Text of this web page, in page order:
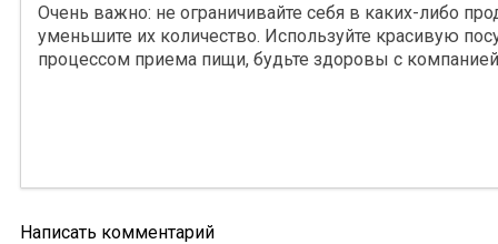
Очень важно: не ограничивайте себя в каких-либо
уменьшите их количество. Используйте красивую
процессом приема пищи, будьте здоровы с
Написать комментарий